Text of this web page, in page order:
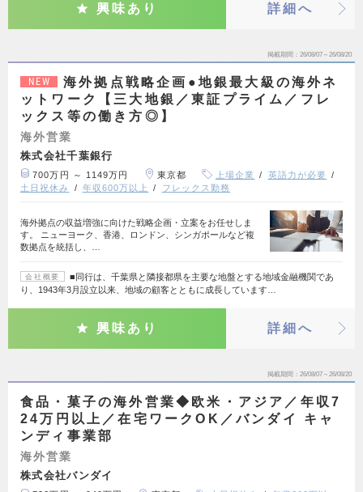
興味あり 詳細へ
掲載期間 26/08/07～26/08/20
NEW
海外拠点戦略企画●地銀最大級の海外ネ
ットワーク【三大地銀／東証プライム／フレ
ックス等の働き方◎】
海外営業
株式会社千葉銀行
700万円 ～ 1149万円 東京都 上場企業
英語力が必要
土日祝休み
年収600万以上 フレックス勤務
海外拠点の収益増強に向けた戦略企画・立案をお任せしま
す。 ニューヨーク、香港、ロンドン、シンガポールなど複
数拠点を統括し、…
会社概要
■同行は、千葉県と隣接都県を主要な地盤とする地域金融機関であ
り、1943年3月設立以来、地域の顧客とともに成長しています…
興味あり 詳細へ
掲載期間 26/08/07～26/08/20
食品・菓子の海外営業◆欧米・アジア／年収7
24万円以上／在宅ワークOK／バンダイ キャ
ンディ事業部
海外営業
株式会社バンダイ